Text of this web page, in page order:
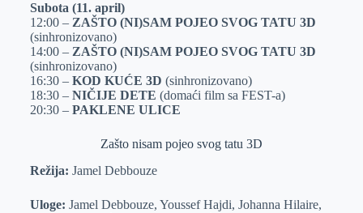
e
r
I
n
s
A
p
p
a
i
l
Subota (11. april)
12:00 – ZAŠTO (NI)SAM POJEO SVOG TATU 3D
(sinhronizovano)
14:00 – ZAŠTO (NI)SAM POJEO SVOG TATU 3D
(sinhronizovano)
16:30 – KOD KUĆE 3D (sinhronizovano)
18:30 – NIČIJE DETE (domaći film sa FEST-a)
20:30 – PAKLENE ULICE
Zašto nisam pojeo svog tatu 3D
Režija: Jamel Debbouze
Uloge: Jamel Debbouze, Youssef Hajdi, Johanna Hilaire,